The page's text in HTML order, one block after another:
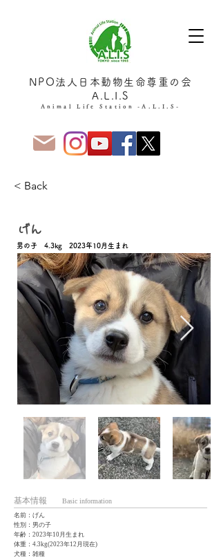
NPO法人日本動物生命尊重の会
A.L.I.S
Animal Life Station -A.L.I.S-
< Back
げん
男の子 4.3kg 2023年10月生まれ
Basic information
基本情報
名前：げん
性別：男の子
年齢：2023年10月生まれ
体重：4.3kg(2023年12月現在)
犬種：雑種